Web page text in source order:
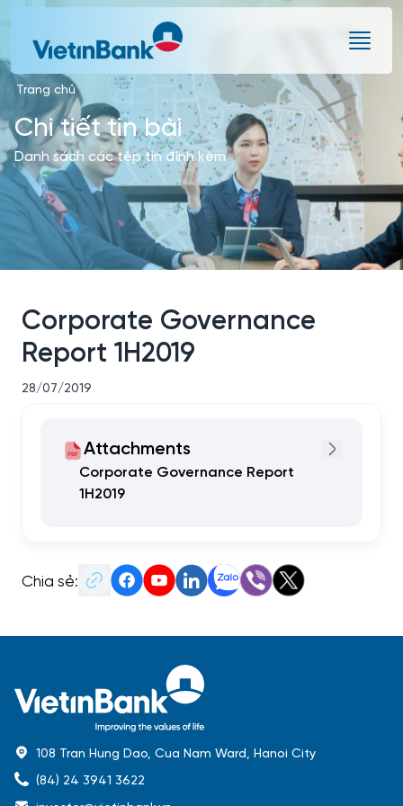
Trang chủ
Chi tiết tin bài
Danh sách các tệp tin đính kèm
Corporate Governance
Report 1H2019
28/07/2019
Attachments
Corporate Governance Report
1H2019
Chia sẻ:
108 Tran Hung Dao, Cua Nam Ward, Hanoi City
(84) 24 3941 3622